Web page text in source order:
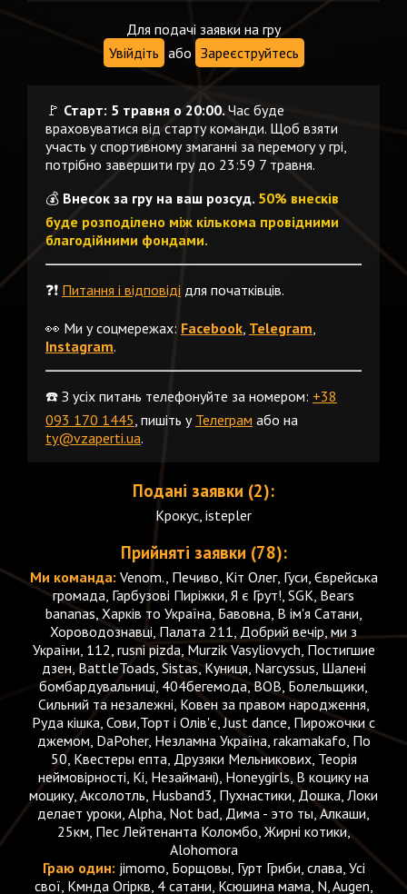
Для подачі заявки на гру
Увійдіть або Зареєструйтесь
🚩 Старт: 5 травня о 20:00.Час буде
враховуватися від старту команди. Щоб взяти
участь у спортивному змаганні за перемогу у грі,
потрібно завершити гру до 23:59 7 травня.
💰 Внесок за гру на ваш розсуд. 50% внесків
буде розподілено між кількома провідними
благодійними фондами.
❓❗️ Питання і відповіді для початківців.
👀 Ми у соцмережах: Facebook, Telegram,
Instagram.
☎️ З усіх питань телефонуйте за номером: +38
093 170 1445, пишіть у Телеграм або на
ty@vzaperti.ua.
Подані заявки (2):
Крокус, istepler
Прийняті заявки (78):
Ми команда: Venom., Печиво, Кіт Олег, Гуси, Єврейська
громада, Гарбузові Пиріжки, Я є Грут!, SGK, Bears
bananas, Харків то Україна, Бавовна, В ім'я Сатани,
Хороводознавці, Палата 211, Добрий вечір, ми з
України, 112, rusni pizda, Murzik Vasyliovych, Постигшие
дзен, BattleToads, Sistas, Куниця, Narcyssus, Шалені
бомбардувальниці, 404бегемода, BOB, Болельщики,
Сильний та незалежні, Ковен за правом народження,
Руда кішка, Сови,Торт і Олів'є, Just dance, Пирожочки с
джемом, DaPoher, Незламна Україна, rakamakafo, По
50, Квестеры епта, Друзяки Мельникових, Теорія
неймовірності, Кі, Незаймані), Honeygirls, В коцику на
моцику, Аксолотль, Husband3, Пухнастики, Дошка, Локи
делает уроки, Alpha, Not bad, Дима - это ты, Алкаши,
25км, Пес Лейтенанта Коломбо, Жирні котики,
Alohomora
Граю один: jimomo, Борщовы, Гурт Гриби, слава, Усі
свої, Кмнда Огіркв, 4 сатани, Ксюшина мама, N, Augen,